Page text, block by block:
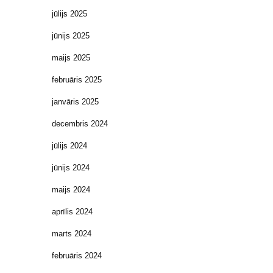
jūlijs 2025
jūnijs 2025
maijs 2025
februāris 2025
janvāris 2025
decembris 2024
jūlijs 2024
jūnijs 2024
maijs 2024
aprīlis 2024
marts 2024
februāris 2024